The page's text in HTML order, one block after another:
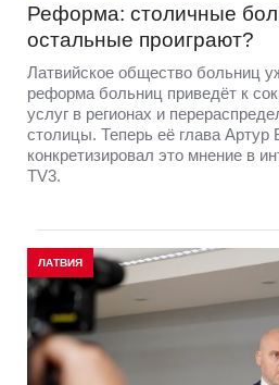
Реформа: столичные
остальные проиграют?
Латвийское общество больниц
реформа больниц приведёт к
услуг в регионах и
столицы. Теперь её глава Артур
конкретизировал это мнение в
TV3.
ЛАТВИЯ